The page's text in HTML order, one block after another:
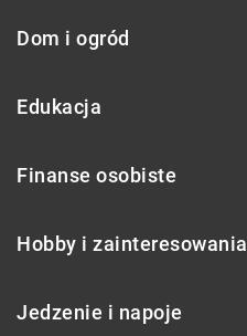
Dom i ogród
Edukacja
Finanse osobiste
Hobby i zainteresowania
Jedzenie i napoje